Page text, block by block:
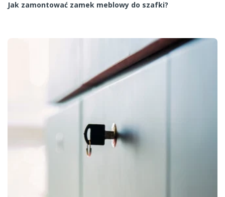
Jak zamontować zamek meblowy do szafki?